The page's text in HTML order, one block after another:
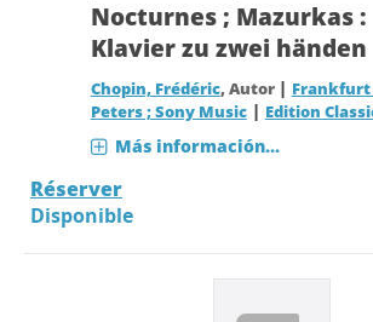
Nocturnes ; Mazurkas :
Klavier zu zwei händen
Chopin, Frédéric, Autor | Frankfurt
Peters ; Sony Music| Edition
Más información...
Réserver
Disponible